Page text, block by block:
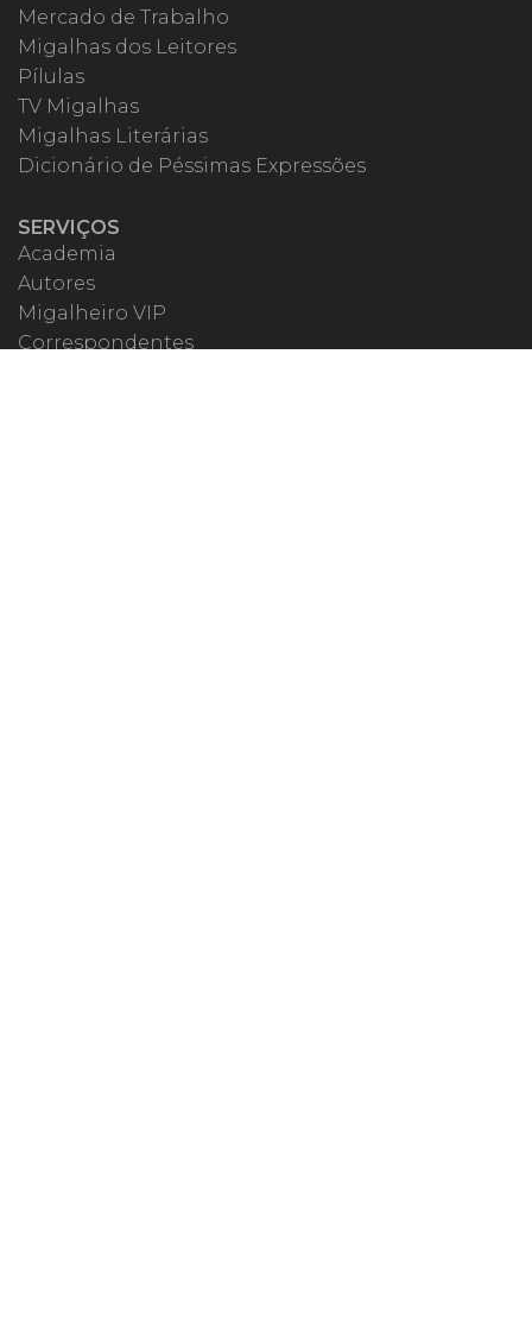
Mercado de Trabalho
Migalhas dos Leitores
Pílulas
TV Migalhas
Migalhas Literárias
Dicionário de Péssimas Expressões
SERVIÇOS
Academia
Autores
Migalheiro VIP
Correspondentes